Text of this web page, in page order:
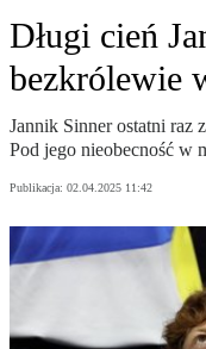
Długi cień
bezkrólewie
Jannik Sinner ostatni raz
Pod jego nieobecność w
Publikacja: 02.04.2025 11:42